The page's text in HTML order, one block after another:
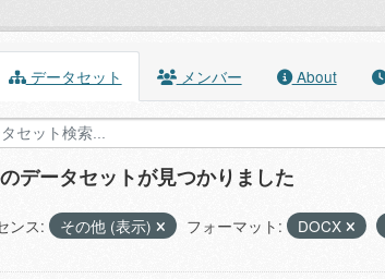
データセット メンバー About
データセットが見つかりました
ンス: その他 (表示) フォーマット: DOCX